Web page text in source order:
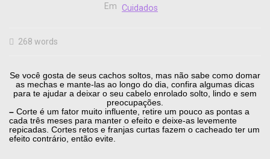
Em Cuidados
268 words
Se você gosta de seus cachos soltos, mas não sabe como domar
as mechas e mante-las ao longo do dia, confira algumas dicas
para te ajudar a deixar o seu cabelo enrolado solto, lindo e sem
preocupações.
– Corte é um fator muito influente, retire um pouco as pontas a
cada três meses para manter o efeito e deixe-as levemente
repicadas. Cortes retos e franjas curtas fazem o cacheado ter um
efeito contrário, então evite.